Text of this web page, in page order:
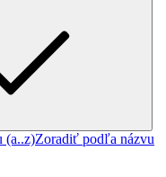
(a..z)Zoradiť podľa názvu